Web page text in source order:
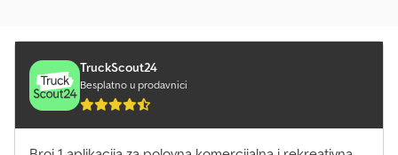
TruckScout24
Besplatno u prodavnici